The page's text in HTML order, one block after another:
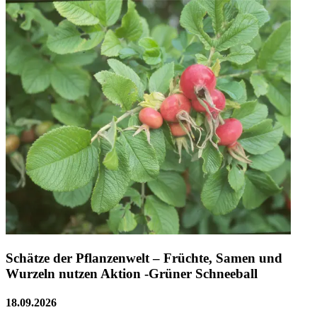
Schätze der Pflanzenwelt – Früchte, Samen und
Wurzeln nutzen Aktion -Grüner Schneeball
18.09.2026